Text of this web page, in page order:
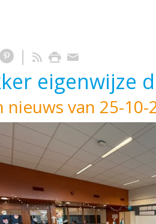
eigenwijze
nieuws van 25-10-